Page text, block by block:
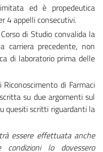
ed è propedeutica
4 appelli consecutivi.
di Studio convalida la
carriera precedente, non
di laboratorio prima delle
di Farmaci
su due argomenti sul
quesiti scritti riguardanti la
essere effettuata anche
lo dovessero